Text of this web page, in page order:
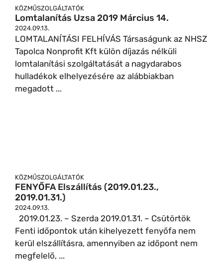
KÖZMŰSZOLGÁLTATÓK
Lomtalanítás Uzsa 2019 Március 14.
2024.09.13.
LOMTALANÍTÁSI FELHÍVÁS Társaságunk az NHSZ
Tapolca Nonprofit Kft külön díjazás nélküli
lomtalanítási szolgáltatását a nagydarabos
hulladékok elhelyezésére az alábbiakban
megadott ...
KÖZMŰSZOLGÁLTATÓK
FENYŐFA Elszállítás (2019.01.23.,
2019.01.31.)
2024.09.13.
2019.01.23. – Szerda 2019.01.31. – Csütörtök
Fenti időpontok után kihelyezett fenyőfa nem
kerül elszállításra, amennyiben az időpont nem
megfelelő, ...